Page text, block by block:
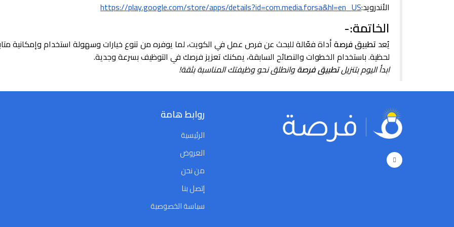
الأندرويد:https://play.google.com/store/apps/details?id=com.media.forsa&hl=en_US
الخاتمة:-
يُعدتطبيق فرصةأداة فعّالة للبحث عن فرص عمل في الكويت، لما يوفره من تنوع خيارات وسهولة استخدام وإمكانية
لحظية. باستخدام الخطوات والنصائح السابقة، يمكنك تعزيز فرصك في التوظيف بسرعة وجدية.
ابدأ اليوم بتنزيلتطبيق فرصةوانطلق نحو وظيفتك المناسبة بثقة!
روابط هامة
الرئيسية
العروض
من نحن
إتصل بنا
سياسة الخصوصية